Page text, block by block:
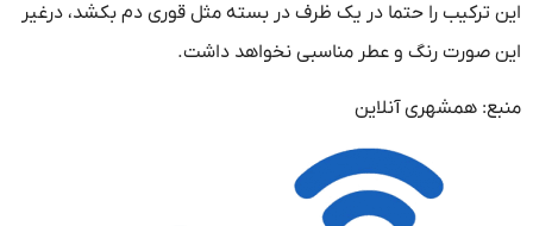
این ترکیب را حتما در یک ظرف در بسته مثل قوری دم بکشد، درغیر
این صورت رنگ و عطر مناسبی نخواهد داشت.
منبع: همشهری آنلاین